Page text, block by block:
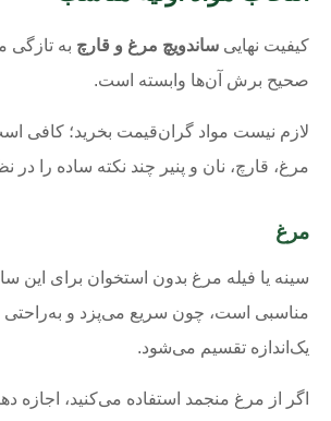
کیفیت نهایی ساندویچ مرغ و قارچ به تازگی
صحیح برش آن‌ها وابسته است.
لازم نیست مواد گران‌قیمت بخرید؛ کافی
مرغ، قارچ، نان و پنیر چند نکته ساده را در
مرغ
سینه یا فیله مرغ بدون استخوان برای این
مناسبی است، چون سریع می‌پزد و به‌راحتی
یک‌اندازه تقسیم می‌شود.
اگر از مرغ منجمد استفاده می‌کنید، اجازه